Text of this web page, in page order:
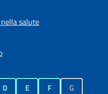
salute
D E F
G